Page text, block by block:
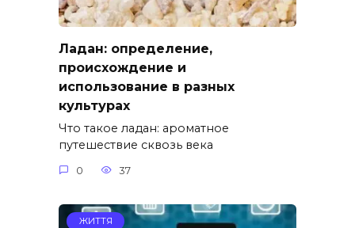
Ладан: определение,
происхождение и
использование в разных
культурах
Что такое ладан: ароматное
путешествие сквозь века
0 37
ЖИТТЯ